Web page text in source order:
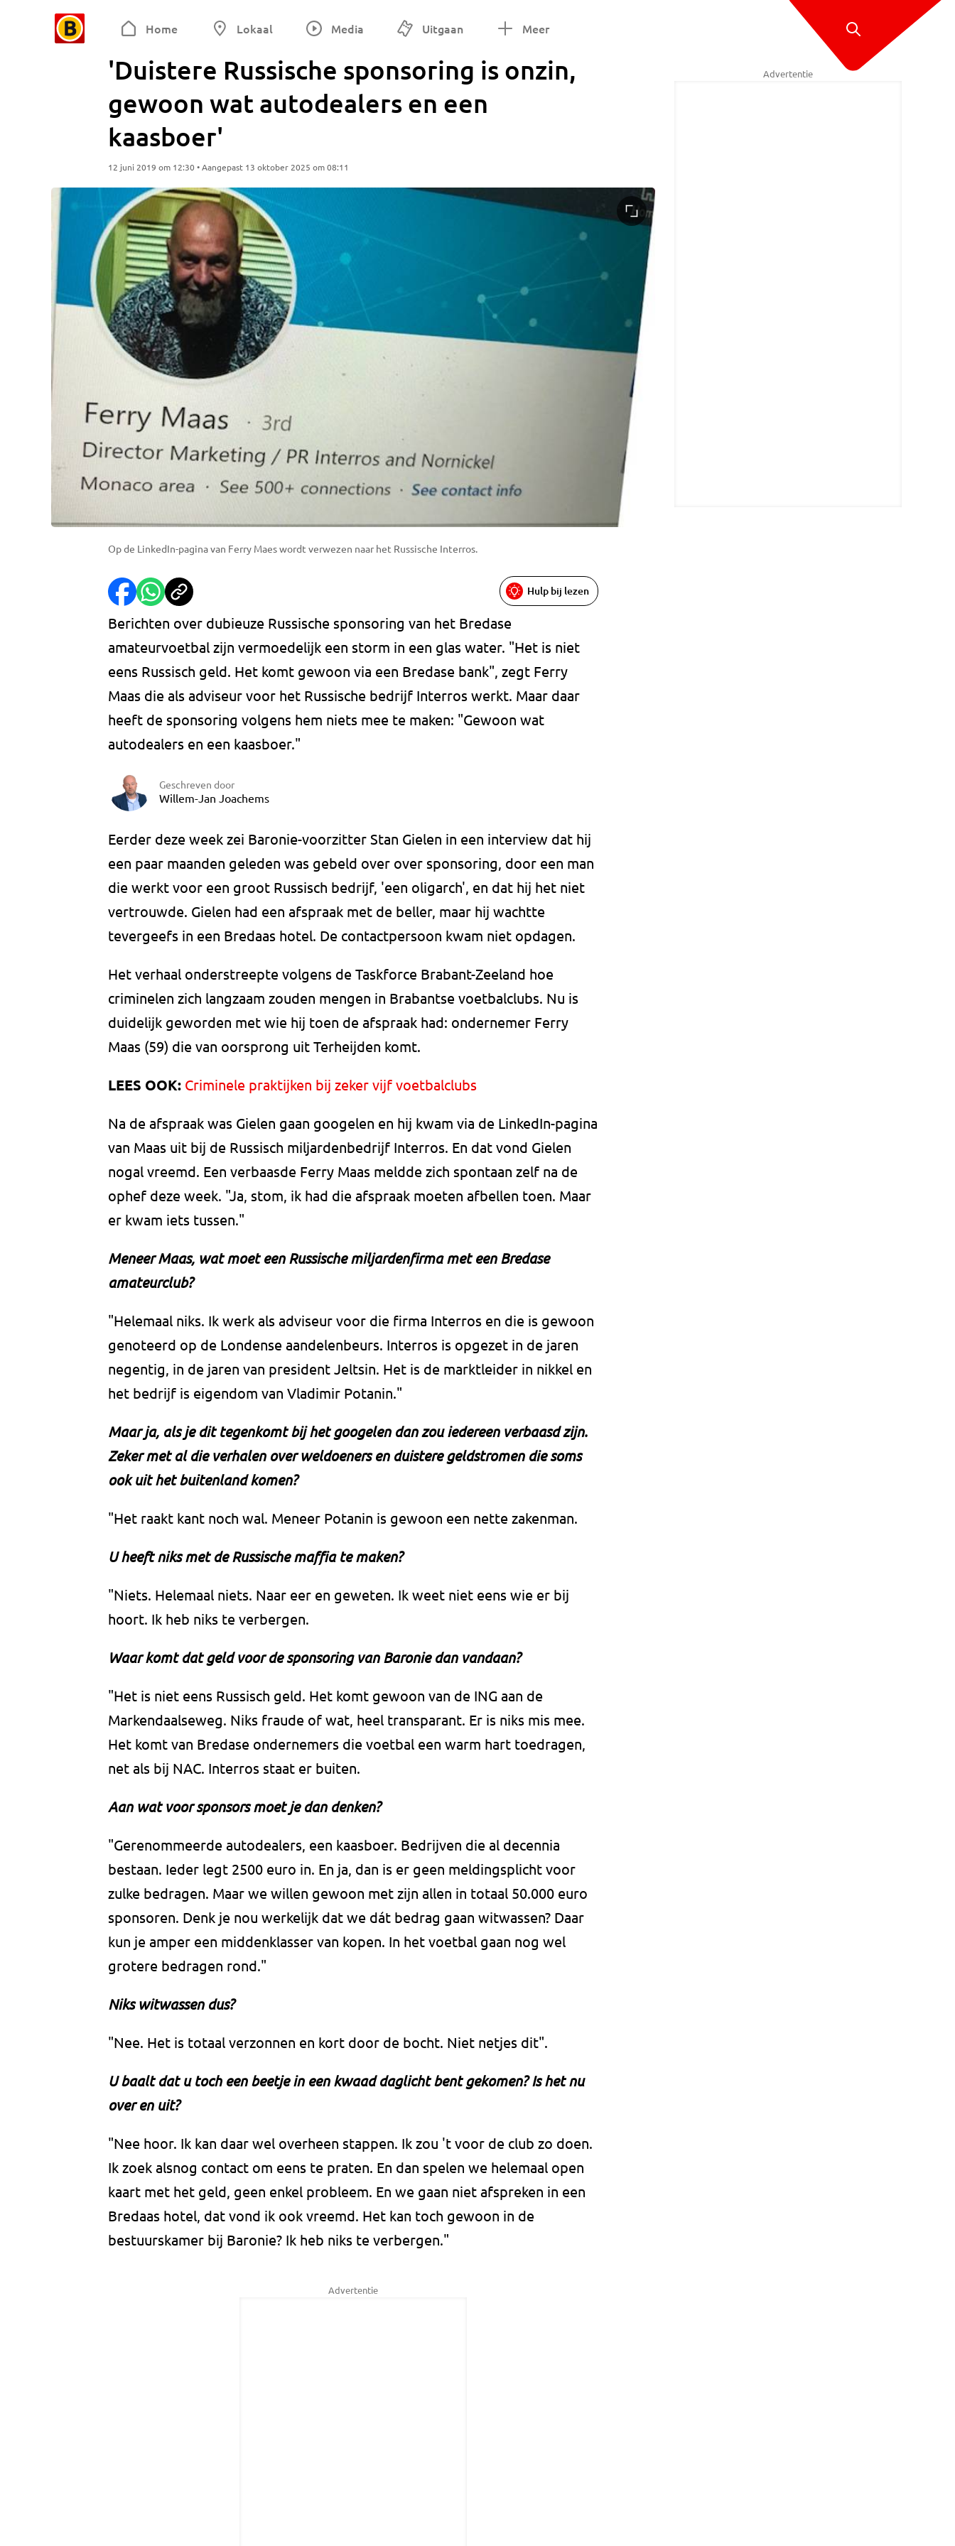
Home Lokaal Media Uitgaan Meer
'Duistere Russische sponsoring is onzin,
gewoon wat autodealers en een
kaasboer'
12 juni 2019 om 12:30 • Aangepast 13 oktober 2025 om 08:11
Op de LinkedIn-pagina van Ferry Maes wordt verwezen naar het Russische Interros.
Hulp bij lezen
Berichten over dubieuze Russische sponsoring van het Bredase
amateurvoetbal zijn vermoedelijk een storm in een glas water. "Het is niet
eens Russisch geld. Het komt gewoon via een Bredase bank", zegt Ferry
Maas die als adviseur voor het Russische bedrijf Interros werkt. Maar daar
heeft de sponsoring volgens hem niets mee te maken: "Gewoon wat
autodealers en een kaasboer."
Geschreven door
Willem-Jan Joachems
Eerder deze week zei Baronie-voorzitter Stan Gielen in een interview dat hij
een paar maanden geleden was gebeld over over sponsoring, door een man
die werkt voor een groot Russisch bedrijf, 'een oligarch', en dat hij het niet
vertrouwde. Gielen had een afspraak met de beller, maar hij wachtte
tevergeefs in een Bredaas hotel. De contactpersoon kwam niet opdagen.
Het verhaal onderstreepte volgens de Taskforce Brabant-Zeeland hoe
criminelen zich langzaam zouden mengen in Brabantse voetbalclubs. Nu is
duidelijk geworden met wie hij toen de afspraak had: ondernemer Ferry
Maas (59) die van oorsprong uit Terheijden komt.
LEES OOK: Criminele praktijken bij zeker vijf voetbalclubs
Na de afspraak was Gielen gaan googelen en hij kwam via de LinkedIn-pagina
van Maas uit bij de Russisch miljardenbedrijf Interros. En dat vond Gielen
nogal vreemd. Een verbaasde Ferry Maas meldde zich spontaan zelf na de
ophef deze week. "Ja, stom, ik had die afspraak moeten afbellen toen. Maar
er kwam iets tussen."
Meneer Maas, wat moet een Russische miljardenfirma met een Bredase
amateurclub?
"Helemaal niks. Ik werk als adviseur voor die firma Interros en die is gewoon
genoteerd op de Londense aandelenbeurs. Interros is opgezet in de jaren
negentig, in de jaren van president Jeltsin. Het is de marktleider in nikkel en
het bedrijf is eigendom van Vladimir Potanin."
Maar ja, als je dit tegenkomt bij het googelen dan zou iedereen verbaasd zijn.
Zeker met al die verhalen over weldoeners en duistere geldstromen die soms
ook uit het buitenland komen?
"Het raakt kant noch wal. Meneer Potanin is gewoon een nette zakenman.
U heeft niks met de Russische maffia te maken?
"Niets. Helemaal niets. Naar eer en geweten. Ik weet niet eens wie er bij
hoort. Ik heb niks te verbergen.
Waar komt dat geld voor de sponsoring van Baronie dan vandaan?
"Het is niet eens Russisch geld. Het komt gewoon van de ING aan de
Markendaalseweg. Niks fraude of wat, heel transparant. Er is niks mis mee.
Het komt van Bredase ondernemers die voetbal een warm hart toedragen,
net als bij NAC. Interros staat er buiten.
Aan wat voor sponsors moet je dan denken?
"Gerenommeerde autodealers, een kaasboer. Bedrijven die al decennia
bestaan. Ieder legt 2500 euro in. En ja, dan is er geen meldingsplicht voor
zulke bedragen. Maar we willen gewoon met zijn allen in totaal 50.000 euro
sponsoren. Denk je nou werkelijk dat we dát bedrag gaan witwassen? Daar
kun je amper een middenklasser van kopen. In het voetbal gaan nog wel
grotere bedragen rond."
Niks witwassen dus?
"Nee. Het is totaal verzonnen en kort door de bocht. Niet netjes dit".
U baalt dat u toch een beetje in een kwaad daglicht bent gekomen? Is het nu
over en uit?
"Nee hoor. Ik kan daar wel overheen stappen. Ik zou 't voor de club zo doen.
Ik zoek alsnog contact om eens te praten. En dan spelen we helemaal open
kaart met het geld, geen enkel probleem. En we gaan niet afspreken in een
Bredaas hotel, dat vond ik ook vreemd. Het kan toch gewoon in de
bestuurskamer bij Baronie? Ik heb niks te verbergen."
Advertentie
Advertentie